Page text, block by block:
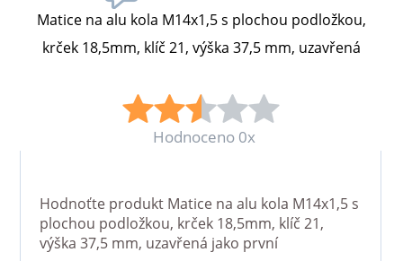
Matice na alu kola M14x1,5 s plochou podložkou,
krček 18,5mm, klíč 21, výška 37,5 mm, uzavřená
Hodnoceno 0x
Hodnoťte produkt Matice na alu kola M14x1,5 s
plochou podložkou, krček 18,5mm, klíč 21,
výška 37,5 mm, uzavřená jako první